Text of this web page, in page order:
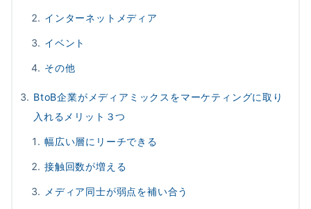
インターネットメディア
イベント
その他
BtoB企業がメディアミックスをマーケティングに取り
入れるメリット３つ
幅広い層にリーチできる
接触回数が増える
メディア同士が弱点を補い合う